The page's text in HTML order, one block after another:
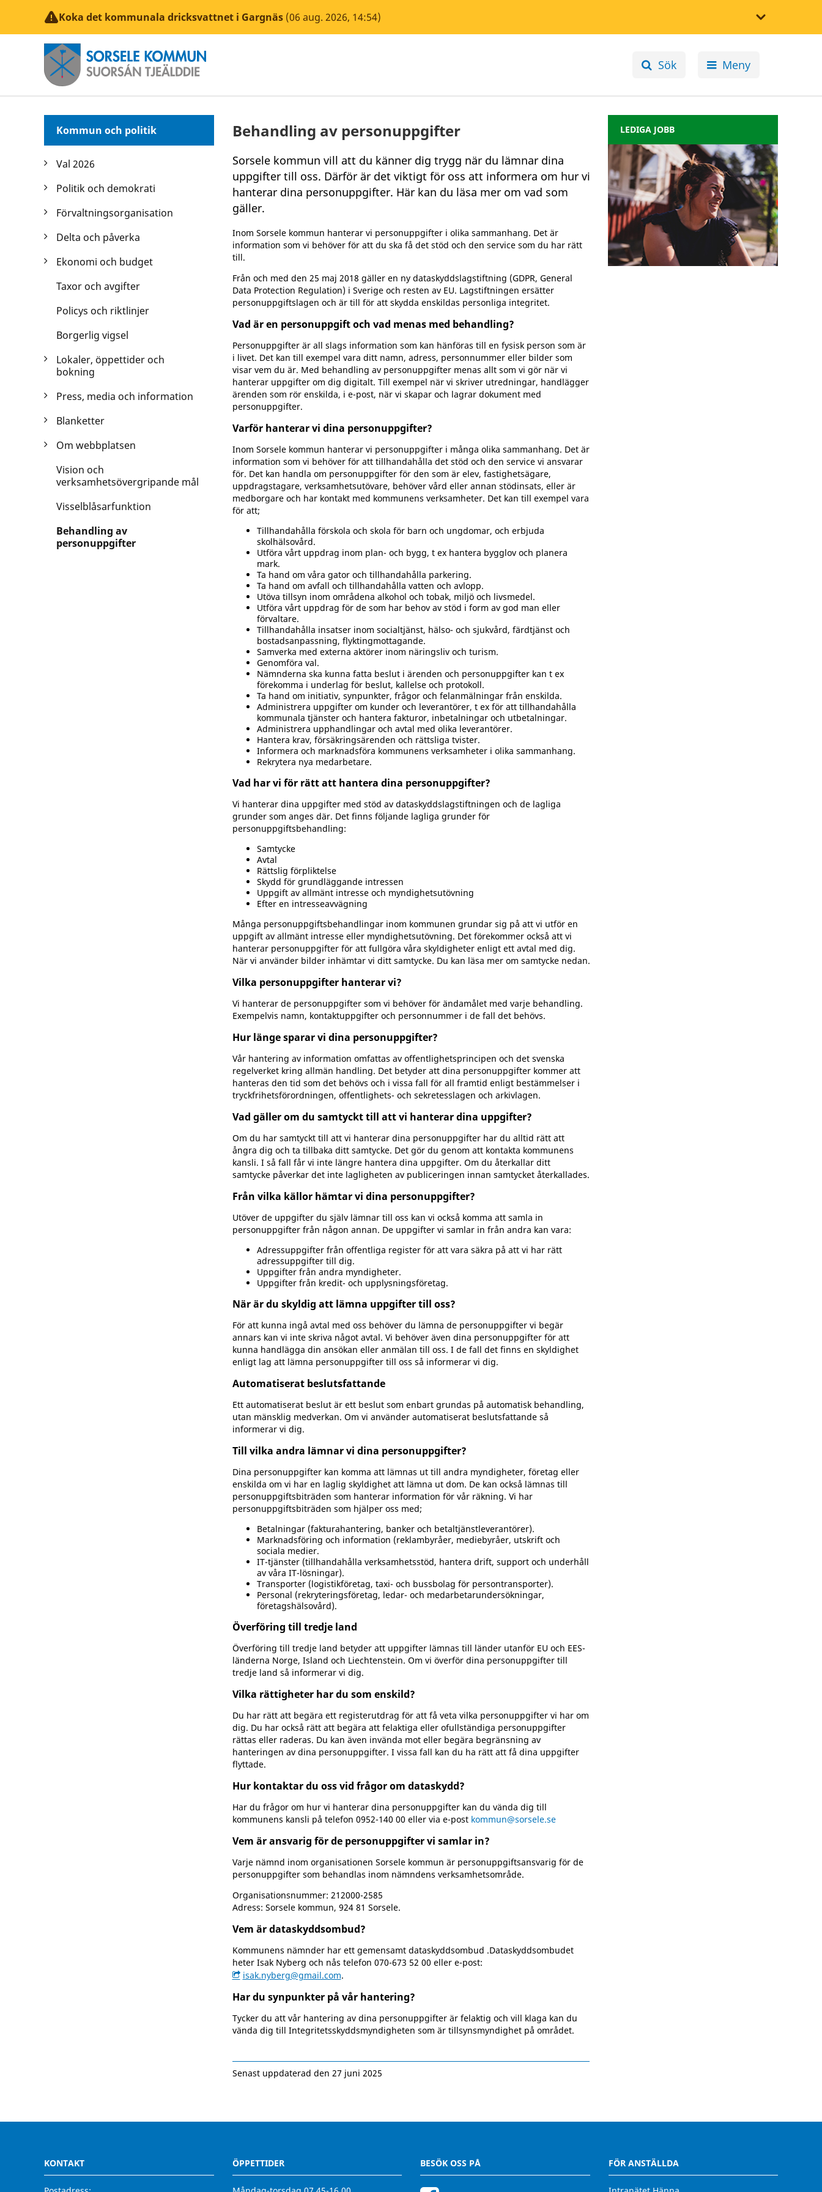
Koka det kommunala dricksvattnet i Gargnäs (06 aug. 2026, 14:54)
Sök Meny
Kommun och politik
Val 2026
Politik och demokrati
Förvaltningsorganisation
Delta och påverka
Ekonomi och budget
Taxor och avgifter
Policys och riktlinjer
Borgerlig vigsel
Lokaler, öppettider och
bokning
Press, media och information
Blanketter
Om webbplatsen
Vision och
verksamhetsövergripande mål
Visselblåsarfunktion
Behandling av
personuppgifter
Behandling av personuppgifter
Sorsele kommun vill att du känner dig trygg när du lämnar dina
uppgifter till oss. Därför är det viktigt för oss att informera om hur vi
hanterar dina personuppgifter. Här kan du läsa mer om vad som
gäller.
Inom Sorsele kommun hanterar vi personuppgifter i olika sammanhang. Det är
information som vi behöver för att du ska få det stöd och den service som du har rätt
till.
Från och med den 25 maj 2018 gäller en ny dataskyddslagstiftning (GDPR, General
Data Protection Regulation) i Sverige och resten av EU. Lagstiftningen ersätter
personuppgiftslagen och är till för att skydda enskildas personliga integritet.
Vad är en personuppgift och vad menas med behandling?
Personuppgifter är all slags information som kan hänföras till en fysisk person som är
i livet. Det kan till exempel vara ditt namn, adress, personnummer eller bilder som
visar vem du är. Med behandling av personuppgifter menas allt som vi gör när vi
hanterar uppgifter om dig digitalt. Till exempel när vi skriver utredningar, handlägger
ärenden som rör enskilda, i e-post, när vi skapar och lagrar dokument med
personuppgifter.
Varför hanterar vi dina personuppgifter?
Inom Sorsele kommun hanterar vi personuppgifter i många olika sammanhang. Det är
information som vi behöver för att tillhandahålla det stöd och den service vi ansvarar
för. Det kan handla om personuppgifter för den som är elev, fastighetsägare,
uppdragstagare, verksamhetsutövare, behöver vård eller annan stödinsats, eller är
medborgare och har kontakt med kommunens verksamheter. Det kan till exempel vara
för att;
Tillhandahålla förskola och skola för barn och ungdomar, och erbjuda
skolhälsovård.
Utföra vårt uppdrag inom plan- och bygg, t ex hantera bygglov och planera
mark.
Ta hand om våra gator och tillhandahålla parkering.
Ta hand om avfall och tillhandahålla vatten och avlopp.
Utöva tillsyn inom områdena alkohol och tobak, miljö och livsmedel.
Utföra vårt uppdrag för de som har behov av stöd i form av god man eller
förvaltare.
Tillhandahålla insatser inom socialtjänst, hälso- och sjukvård, färdtjänst och
bostadsanpassning, flyktingmottagande.
Samverka med externa aktörer inom näringsliv och turism.
Genomföra val.
Nämnderna ska kunna fatta beslut i ärenden och personuppgifter kan t ex
förekomma i underlag för beslut, kallelse och protokoll.
Ta hand om initiativ, synpunkter, frågor och felanmälningar från enskilda.
Administrera uppgifter om kunder och leverantörer, t ex för att tillhandahålla
kommunala tjänster och hantera fakturor, inbetalningar och utbetalningar.
Administrera upphandlingar och avtal med olika leverantörer.
Hantera krav, försäkringsärenden och rättsliga tvister.
Informera och marknadsföra kommunens verksamheter i olika sammanhang.
Rekrytera nya medarbetare.
Vad har vi för rätt att hantera dina personuppgifter?
Vi hanterar dina uppgifter med stöd av dataskyddslagstiftningen och de lagliga
grunder som anges där. Det finns följande lagliga grunder för
personuppgiftsbehandling:
Samtycke
Avtal
Rättslig förpliktelse
Skydd för grundläggande intressen
Uppgift av allmänt intresse och myndighetsutövning
Efter en intresseavvägning
Många personuppgiftsbehandlingar inom kommunen grundar sig på att vi utför en
uppgift av allmänt intresse eller myndighetsutövning. Det förekommer också att vi
hanterar personuppgifter för att fullgöra våra skyldigheter enligt ett avtal med dig.
När vi använder bilder inhämtar vi ditt samtycke. Du kan läsa mer om samtycke nedan.
Vilka personuppgifter hanterar vi?
Vi hanterar de personuppgifter som vi behöver för ändamålet med varje behandling.
Exempelvis namn, kontaktuppgifter och personnummer i de fall det behövs.
Hur länge sparar vi dina personuppgifter?
Vår hantering av information omfattas av offentlighetsprincipen och det svenska
regelverket kring allmän handling. Det betyder att dina personuppgifter kommer att
hanteras den tid som det behövs och i vissa fall för all framtid enligt bestämmelser i
tryckfrihetsförordningen, offentlighets- och sekretesslagen och arkivlagen.
Vad gäller om du samtyckt till att vi hanterar dina uppgifter?
Om du har samtyckt till att vi hanterar dina personuppgifter har du alltid rätt att
ångra dig och ta tillbaka ditt samtycke. Det gör du genom att kontakta kommunens
kansli. I så fall får vi inte längre hantera dina uppgifter. Om du återkallar ditt
samtycke påverkar det inte lagligheten av publiceringen innan samtycket återkallades.
Från vilka källor hämtar vi dina personuppgifter?
Utöver de uppgifter du själv lämnar till oss kan vi också komma att samla in
personuppgifter från någon annan. De uppgifter vi samlar in från andra kan vara:
Adressuppgifter från offentliga register för att vara säkra på att vi har rätt
adressuppgifter till dig.
Uppgifter från andra myndigheter.
Uppgifter från kredit- och upplysningsföretag.
När är du skyldig att lämna uppgifter till oss?
För att kunna ingå avtal med oss behöver du lämna de personuppgifter vi begär
annars kan vi inte skriva något avtal. Vi behöver även dina personuppgifter för att
kunna handlägga din ansökan eller anmälan till oss. I de fall det finns en skyldighet
enligt lag att lämna personuppgifter till oss så informerar vi dig.
Automatiserat beslutsfattande
Ett automatiserat beslut är ett beslut som enbart grundas på automatisk behandling,
utan mänsklig medverkan. Om vi använder automatiserat beslutsfattande så
informerar vi dig.
Till vilka andra lämnar vi dina personuppgifter?
Dina personuppgifter kan komma att lämnas ut till andra myndigheter, företag eller
enskilda om vi har en laglig skyldighet att lämna ut dom. De kan också lämnas till
personuppgiftsbiträden som hanterar information för vår räkning. Vi har
personuppgiftsbiträden som hjälper oss med;
Betalningar (fakturahantering, banker och betaltjänstleverantörer).
Marknadsföring och information (reklambyråer, mediebyråer, utskrift och
sociala medier.
IT-tjänster (tillhandahålla verksamhetsstöd, hantera drift, support och underhåll
av våra IT-lösningar).
Transporter (logistikföretag, taxi- och bussbolag för persontransporter).
Personal (rekryteringsföretag, ledar- och medarbetarundersökningar,
företagshälsovård).
Överföring till tredje land
Överföring till tredje land betyder att uppgifter lämnas till länder utanför EU och EES-
länderna Norge, Island och Liechtenstein. Om vi överför dina personuppgifter till
tredje land så informerar vi dig.
Vilka rättigheter har du som enskild?
Du har rätt att begära ett registerutdrag för att få veta vilka personuppgifter vi har om
dig. Du har också rätt att begära att felaktiga eller ofullständiga personuppgifter
rättas eller raderas. Du kan även invända mot eller begära begränsning av
hanteringen av dina personuppgifter. I vissa fall kan du ha rätt att få dina uppgifter
flyttade.
Hur kontaktar du oss vid frågor om dataskydd?
Har du frågor om hur vi hanterar dina personuppgifter kan du vända dig till
kommunens kansli på telefon 0952-140 00 eller via e-post kommun@sorsele.se
Vem är ansvarig för de personuppgifter vi samlar in?
Varje nämnd inom organisationen Sorsele kommun är personuppgiftsansvarig för de
personuppgifter som behandlas inom nämndens verksamhetsområde.
Organisationsnummer: 212000-2585
Adress: Sorsele kommun, 924 81 Sorsele.
Vem är dataskyddsombud?
Kommunens nämnder har ett gemensamt dataskyddsombud .Dataskyddsombudet
heter Isak Nyberg och nås telefon 070-673 52 00 eller e-post:
isak.nyberg@gmail.com.
Har du synpunkter på vår hantering?
Tycker du att vår hantering av dina personuppgifter är felaktig och vill klaga kan du
vända dig till Integritetsskyddsmyndigheten som är tillsynsmyndighet på området.
Senast uppdaterad den 27 juni 2025
LEDIGA JOBB
KONTAKT ÖPPETTIDER BESÖK OSS PÅ FÖR ANSTÄLLDA